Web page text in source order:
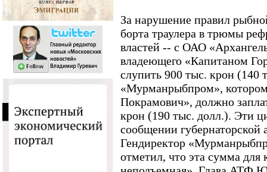
За нарушение правил
борта траулера в трюмы
властей -- с ОАО
владеющего «Капитаном
слупить 900 тыс. крон (140
«Мурманрыбпром»,
Покрамович», должно
крон (190 тыс. долл.). Эти
сообщении
Гендиректор
отметил, что эта сумма